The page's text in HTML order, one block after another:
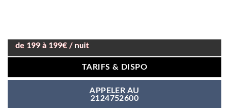
de 199 à 199€ / nuit
TARIFS & DISPO
APPELER AU
2124752600